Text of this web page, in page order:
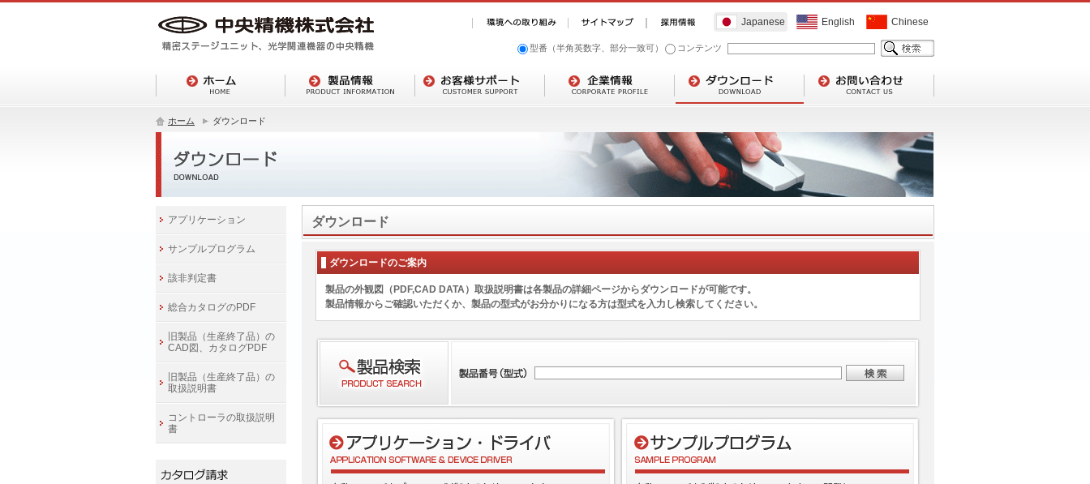
Japanese English Chinese
型番（半角英数字、部分一致可） コンテンツ
ホーム ダウンロード
ダウンロード
ダウンロードのご案内
製品の外観図（PDF,CAD DATA）取扱説明書は各製品の詳細ページからダウンロードが可能です。
製品情報からご確認いただくか、製品の型式がお分かりになる方は型式を入力し検索してください。
アプリケーション
サンプルプログラム
該非判定書
総合カタログのPDF
旧製品（生産終了品）の
CAD図、カタログPDF
旧製品（生産終了品）の
取扱説明書
コントローラの取扱説明
書